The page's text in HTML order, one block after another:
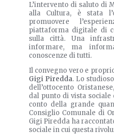
L’intervento di saluto di
alla Cultura, è stata
promuovere
piattaforma digitale di
sulla città. Una
informare, ma
conoscenze di tutti.
Il convegno vero e
Gigi Piredda. Lo
dell’ottocento
dal punto di vista sociale
conto della grande
Consiglio Comunale di
Gigi Piredda ha
sociale in cui questa